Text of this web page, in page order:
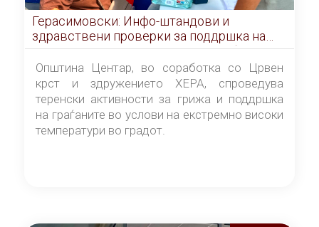
Герасимовски: Инфо-штандови и
здравствени проверки за поддршка на
граѓаните во услови на топлотен бран
Општина Центар, во соработка со Црвен
крст и здружението ХЕРА, спроведува
теренски активности за грижа и поддршка
на граѓаните во услови на екстремно високи
температури во градот.